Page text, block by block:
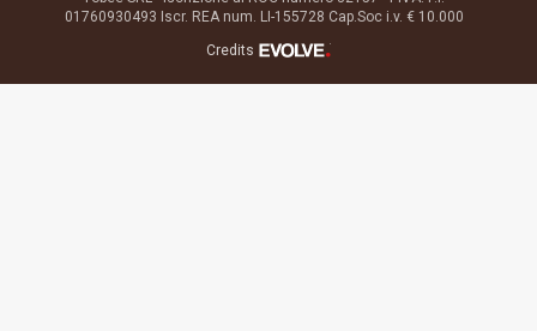
01760930493 Iscr. REA num. LI-155728 Cap.Soc i.v. € 10.000
Credits
®